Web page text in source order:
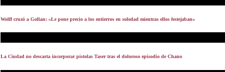
Wolff cruzó a Gollan: «Le pone precio a los entierros en soledad mientras ellos festejaban»
La Ciudad no descarta incorporar pistolas Taser tras el doloroso episodio de Chano